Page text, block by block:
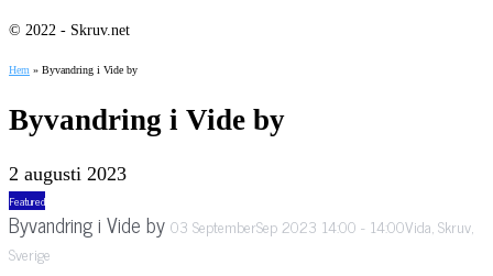
© 2022 - Skruv.net
Hem » Byvandring i Vide by
Byvandring i Vide by
2 augusti 2023
Featured
Byvandring i Vide by 03 SeptemberSep2023 14:00 - 14:00Vida, Skruv,
Sverige